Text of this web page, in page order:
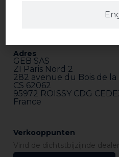
Adres
GEB SAS
ZI Paris Nord 2
282 avenue du Bois de la
CS 62062
95972 ROISSY CDG
France
Verkooppunten
Vind de dichtstbijzijnde